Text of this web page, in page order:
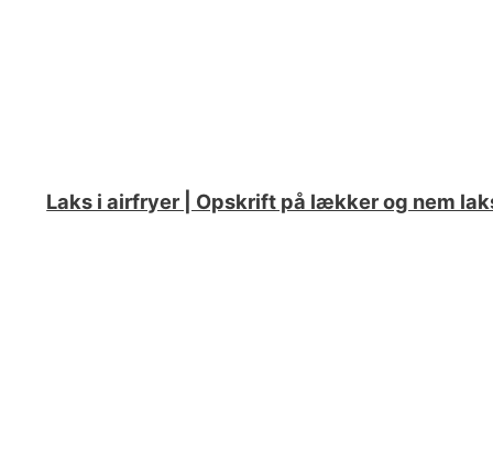
Laks i airfryer | Opskrift på lækker og nem